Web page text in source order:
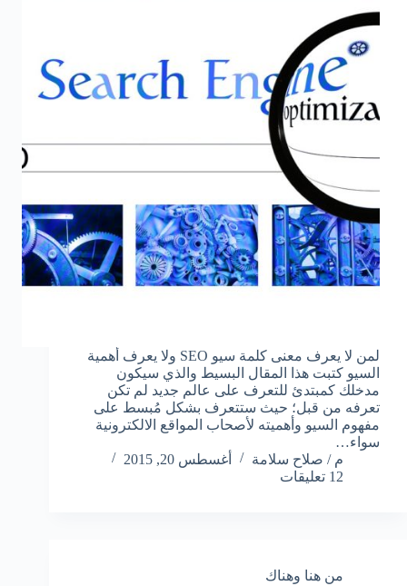
لمن لا يعرف معنى كلمة سيو SEO ولا يعرف أهمية
السيو كتبت هذا المقال البسيط والذي سيكون
مدخلك كمبتدئ للتعرف على عالم جديد لم تكن
تعرفه من قبل؛ حيث ستتعرف بشكل مُبسط على
مفهوم السيو وأهميته لأصحاب المواقع الالكترونية
سواء…
م / صلاح سلامة
أغسطس 20, 2015
12 تعليقات
من هنا وهناك